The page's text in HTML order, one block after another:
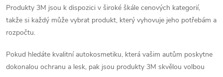
Produkty 3M jsou k dispozici v široké škále cenových kategorií,
takže si každý může vybrat produkt, který vyhovuje jeho potřebám a
rozpočtu.
Pokud hledáte kvalitní autokosmetiku, která vašim autům poskytne
dokonalou ochranu a lesk, pak jsou produkty 3M skvělou volbou